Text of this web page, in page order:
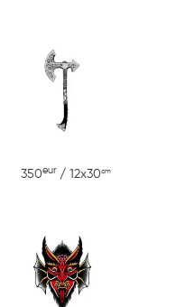
350eur / 12x30cm